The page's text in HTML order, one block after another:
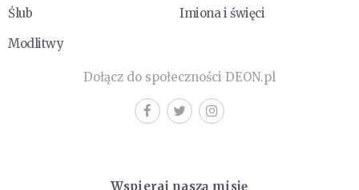
Ślub
Imiona i święci
Modlitwy
Dołącz do społeczności DEON.pl
Wspieraj naszą misję